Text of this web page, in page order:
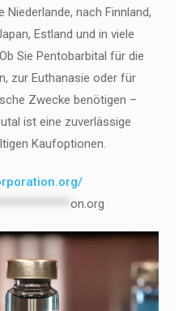
Niederlande, nach Finnland,
Estland und in viele
Sie Pentobarbital für die
zur Euthanasie oder für
Zwecke benötigen –
ist eine zuverlässige
Kaufoptionen.
on.org